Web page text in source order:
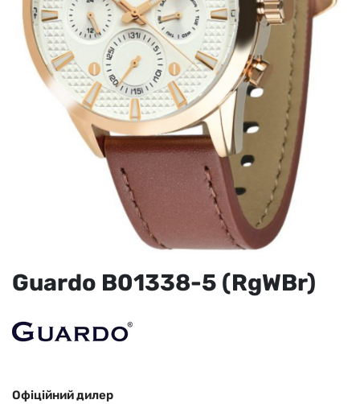
Guardo B01338-5 (RgWBr)
Офіційний дилер